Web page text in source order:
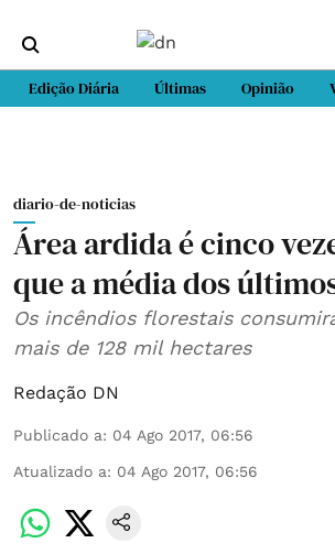
Edição Diária Últimas Opinião
diario-de-noticias
Área ardida é cinco
que a média dos
Os incêndios florestais
mais de 128 mil hectares
Redação DN
Publicado a: 04 Ago 2017, 06:56
Atualizado a: 04 Ago 2017, 06:56